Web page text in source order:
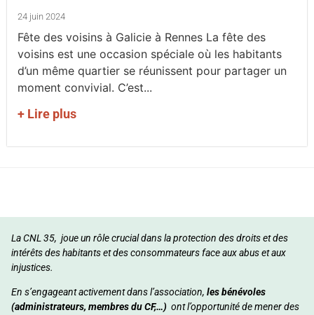
24 juin 2024
Fête des voisins à Galicie à Rennes La fête des
voisins est une occasion spéciale où les habitants
d’un même quartier se réunissent pour partager un
moment convivial. C’est...
+ Lire plus
La CNL 35, joue un rôle crucial dans la protection des droits et des
intérêts des habitants et des consommateurs face aux abus et aux
injustices.
En s’engageant activement dans l’association, les bénévoles
(administrateurs, membres du CF,…) ont l’opportunité de mener des